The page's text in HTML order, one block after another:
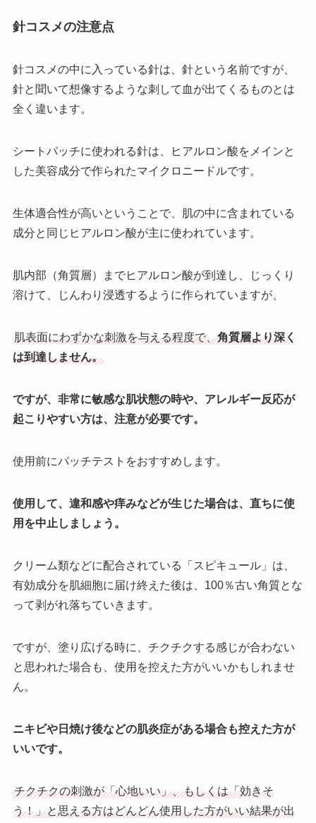
針コスメの注意点
針コスメの中に入っている針は、針という名前ですが、
針と聞いて想像するような刺して血が出てくるものとは
全く違います。
シートパッチに使われる針は、ヒアルロン酸をメインと
した美容成分で作られたマイクロニードルです。
生体適合性が高いということで、肌の中に含まれている
成分と同じヒアルロン酸が主に使われています。
肌内部（角質層）までヒアルロン酸が到達し、じっくり
溶けて、じんわり浸透するように作られていますが、
肌表面にわずかな刺激を与える程度で、角質層より深く
は到達しません。
ですが、非常に敏感な肌状態の時や、アレルギー反応が
起こりやすい方は、注意が必要です。
使用前にパッチテストをおすすめします。
使用して、違和感や痒みなどが生じた場合は、直ちに使
用を中止しましょう。
クリーム類などに配合されている「スピキュール」は、
有効成分を肌細胞に届け終えた後は、100％古い角質とな
って剥がれ落ちていきます。
ですが、塗り広げる時に、チクチクする感じが合わない
と思われた場合も、使用を控えた方がいいかもしれませ
ん。
ニキビや日焼け後などの肌炎症がある場合も控えた方が
いいです。
チクチクの刺激が「心地いい」、もしくは「効きそ
う！」と思える方はどんどん使用した方がいい結果が出